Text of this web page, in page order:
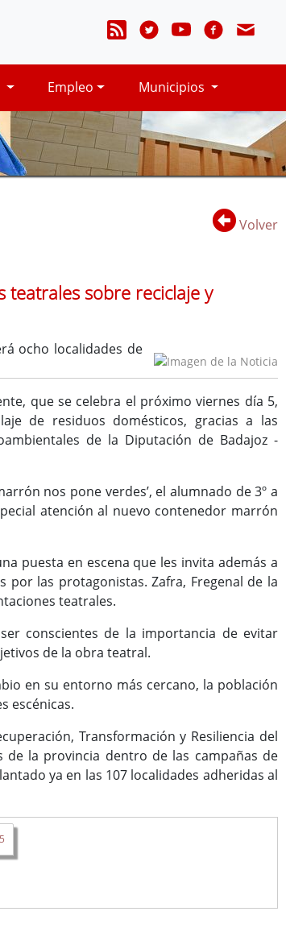
Empleo Municipios
Volver
teatrales sobre reciclaje y
ocho localidades de
que se celebra el próximo viernes día 5,
de residuos domésticos, gracias a las
de la Diputación de Badajoz -
nos pone verdes’, el alumnado de 3º a
atención al nuevo contenedor marrón
puesta en escena que les invita además a
las protagonistas. Zafra, Fregenal de la
teatrales.
conscientes de la importancia de evitar
de la obra teatral.
en su entorno más cercano, la población
escénicas.
Transformación y Resiliencia del
de la provincia dentro de las campañas de
ya en las 107 localidades adheridas al